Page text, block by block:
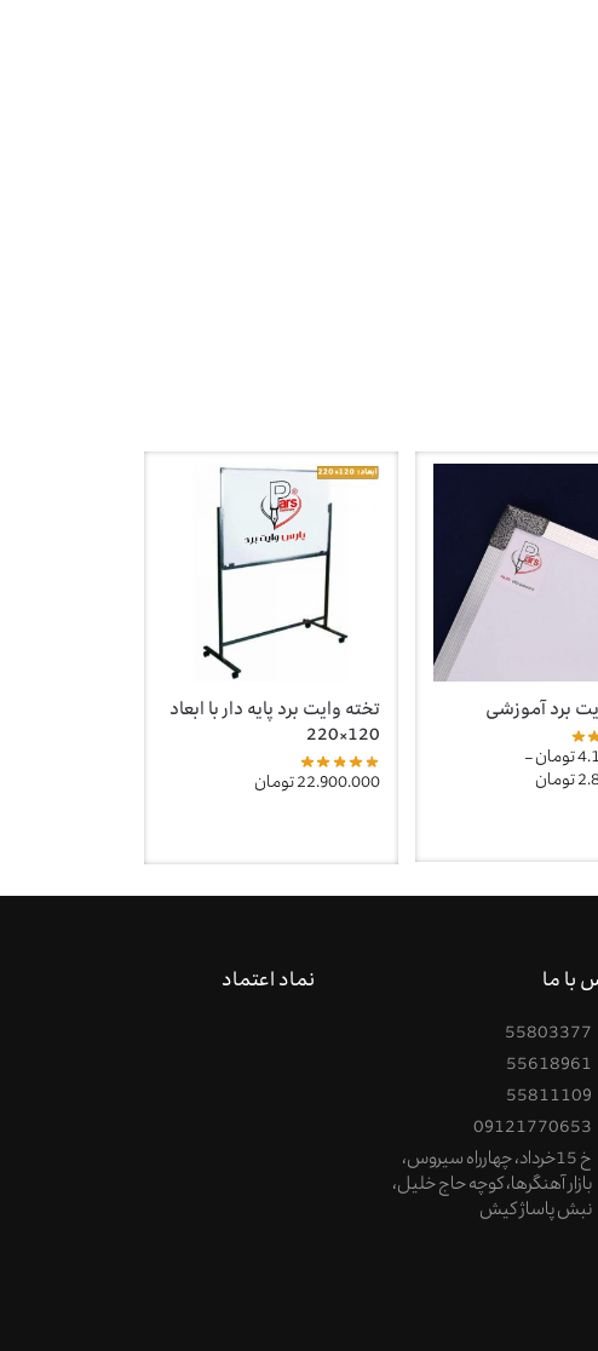
برد آموزشی
تومان–
تومان
تخته وایت برد پایه دار با ابعاد
120×220
22.900.000تومان
با ما
55803377
55618961
55811109
09121770653
خ 15خرداد، چهارراه سیروس،
بازار آهنگرها، کوچه حاج خلیل،
نبش پاساژ کیش
نماد اعتماد